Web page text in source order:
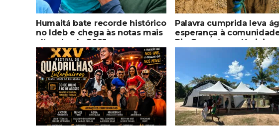
Humaitá bate recorde histórico
no Ideb e chega às notas mais
altas desde 2005
Palavra cumprida leva
esperança à
Rio Copacá, em Uarini